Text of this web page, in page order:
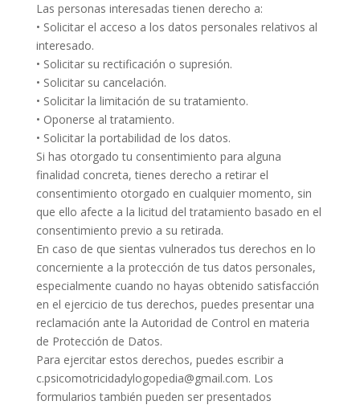
Las personas interesadas tienen derecho a:
• Solicitar el acceso a los datos personales relativos al
interesado.
• Solicitar su rectificación o supresión.
• Solicitar su cancelación.
• Solicitar la limitación de su tratamiento.
• Oponerse al tratamiento.
• Solicitar la portabilidad de los datos.
Si has otorgado tu consentimiento para alguna
finalidad concreta, tienes derecho a retirar el
consentimiento otorgado en cualquier momento, sin
que ello afecte a la licitud del tratamiento basado en el
consentimiento previo a su retirada.
En caso de que sientas vulnerados tus derechos en lo
concerniente a la protección de tus datos personales,
especialmente cuando no hayas obtenido satisfacción
en el ejercicio de tus derechos, puedes presentar una
reclamación ante la Autoridad de Control en materia
de Protección de Datos.
Para ejercitar estos derechos, puedes escribir a
c.psicomotricidadylogopedia@gmail.com. Los
formularios también pueden ser presentados